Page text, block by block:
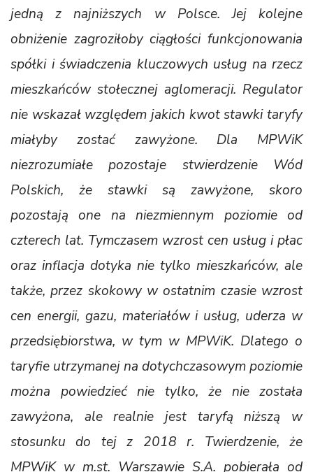
jedną z najniższych w Polsce. Jej kolejne
obniżenie zagroziłoby ciągłości funkcjonowania
spółki i świadczenia kluczowych usług na rzecz
mieszkańców stołecznej aglomeracji. Regulator
nie wskazał względem jakich kwot stawki taryfy
miałyby zostać zawyżone. Dla MPWiK
niezrozumiałe pozostaje stwierdzenie Wód
Polskich, że stawki są zawyżone, skoro
pozostają one na niezmiennym poziomie od
czterech lat. Tymczasem wzrost cen usług i płac
oraz inflacja dotyka nie tylko mieszkańców, ale
także, przez skokowy w ostatnim czasie wzrost
cen energii, gazu, materiałów i usług, uderza w
przedsiębiorstwa, w tym w MPWiK. Dlatego o
taryfie utrzymanej na dotychczasowym poziomie
można powiedzieć nie tylko, że nie została
zawyżona, ale realnie jest taryfą niższą w
stosunku do tej z 2018 r. Twierdzenie, że
MPWiK w m.st. Warszawie S.A. pobierała od